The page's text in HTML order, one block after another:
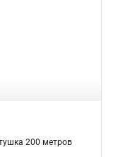
200 метров